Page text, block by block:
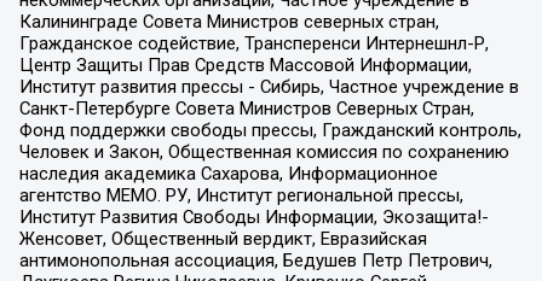
Калининграде Совета Министров северных стран,
Гражданское содействие, Трансперенси Интернешнл-Р,
Центр Защиты Прав Средств Массовой Информации,
Институт развития прессы - Сибирь, Частное учреждение в
Санкт-Петербурге Совета Министров Северных Стран,
Фонд поддержки свободы прессы, Гражданский контроль,
Человек и Закон, Общественная комиссия по сохранению
наследия академика Сахарова, Информационное
агентство МЕМО. РУ, Институт региональной прессы,
Институт Развития Свободы Информации, Экозащита!-
Женсовет, Общественный вердикт, Евразийская
антимонопольная ассоциация, Бедушев Петр Петрович,